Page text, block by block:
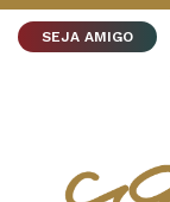
SEJA AMIGO